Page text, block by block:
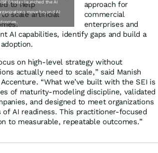
today launched the AI
move beyond AI
approach for
commercial
enterprises and
AI capabilities, identify gaps and build a
on high-level strategy without
actually need to scale,” said Manish
“What we’ve built with the SEI is
of maturity-modeling discipline, validated
and designed to meet organizations
AI readiness. This practitioner-focused
to measurable, repeatable outcomes.”